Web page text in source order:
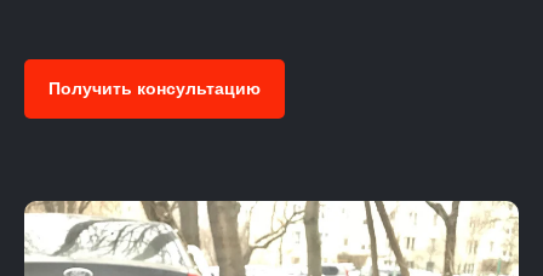
Получить консультацию